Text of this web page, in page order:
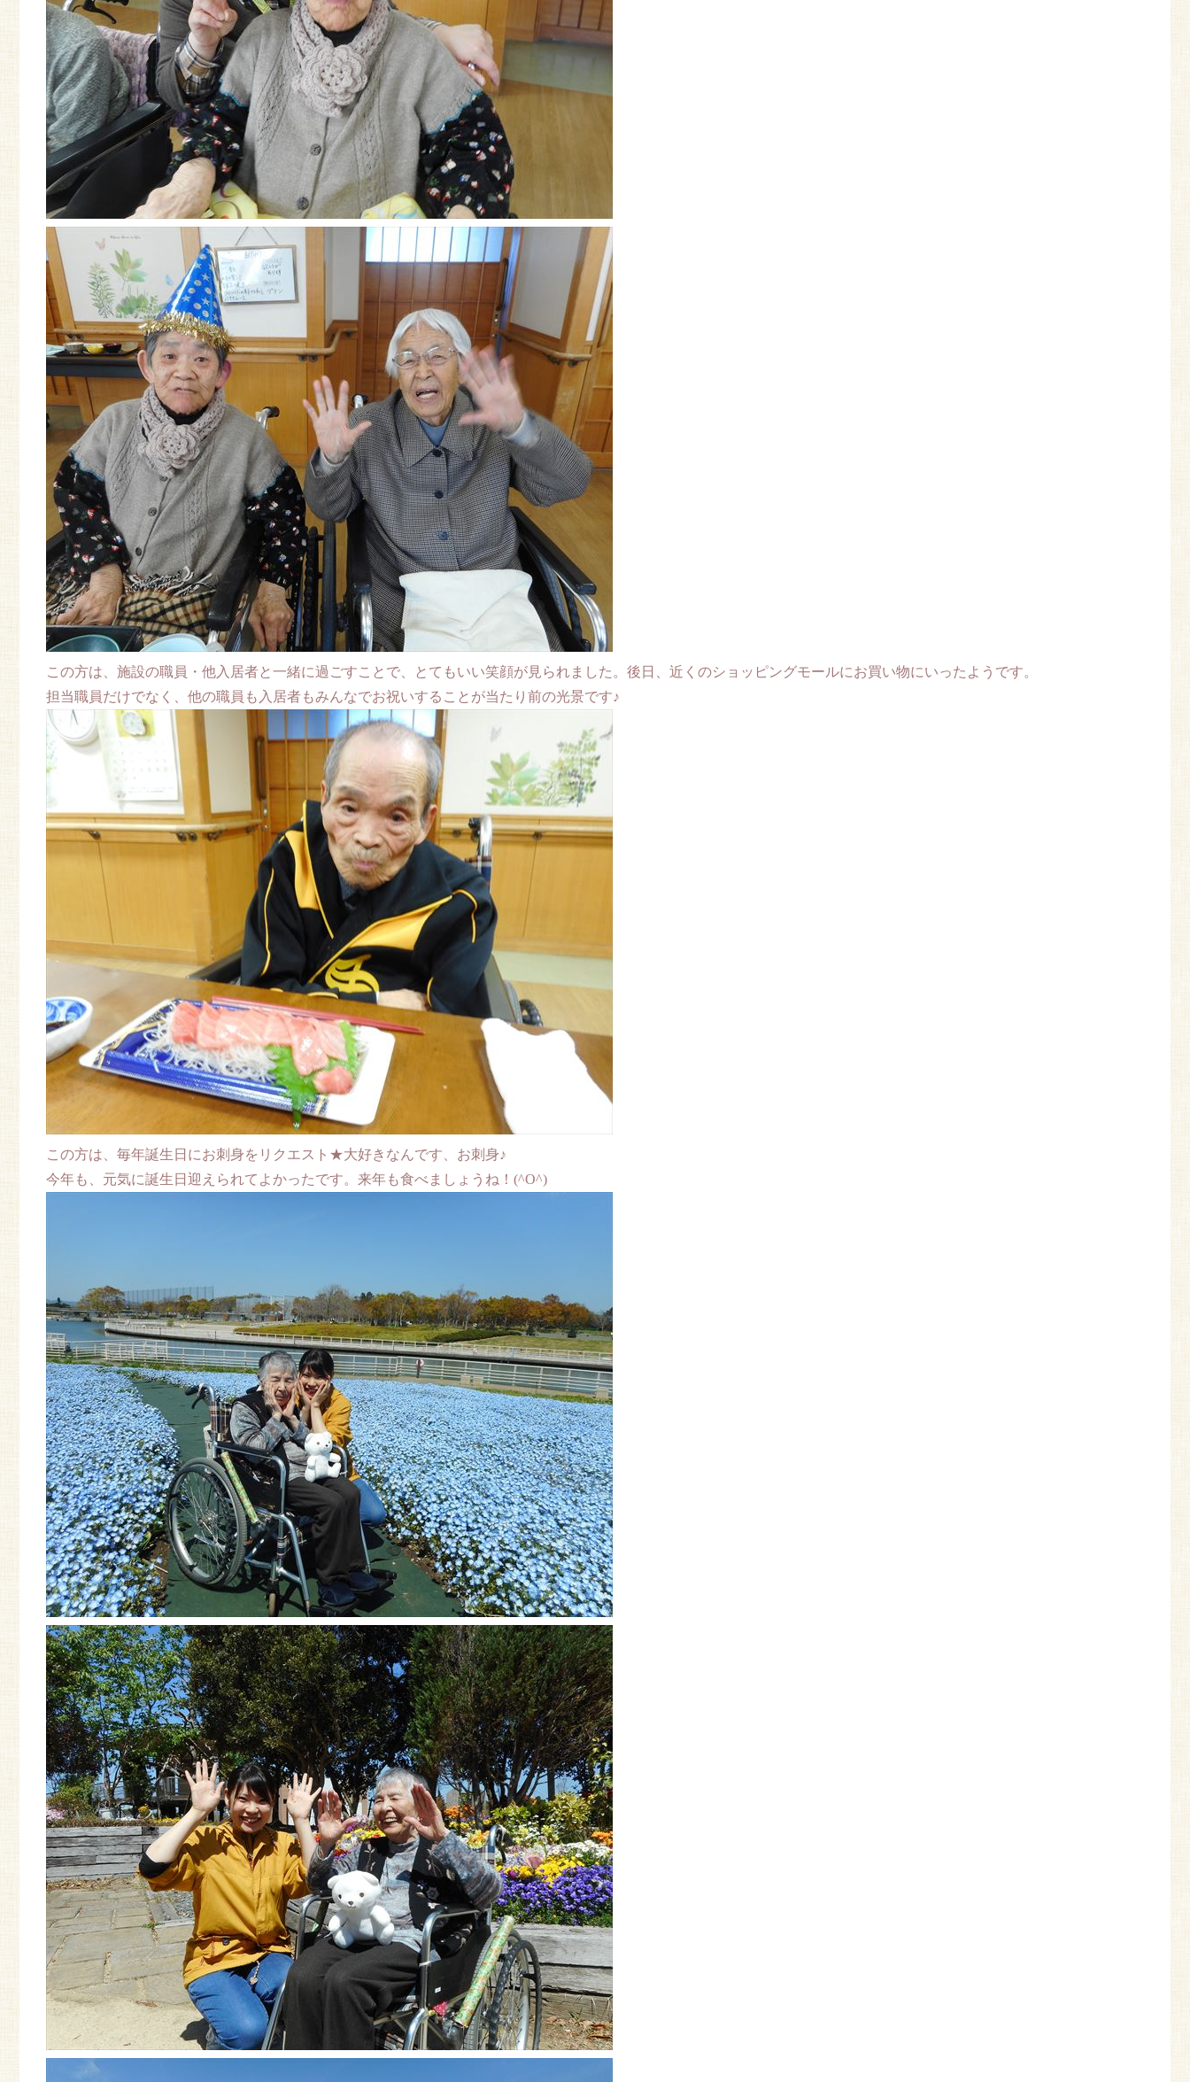
この方は、施設の職員・他入居者と一緒に過ごすことで、とてもいい笑顔が見られました。後日、近くのショッピングモールにお買い物にいったようです。
担当職員だけでなく、他の職員も入居者もみんなでお祝いすることが当たり前の光景です♪
この方は、毎年誕生日にお刺身をリクエスト★大好きなんです、お刺身♪
今年も、元気に誕生日迎えられてよかったです。来年も食べましょうね！(^O^)